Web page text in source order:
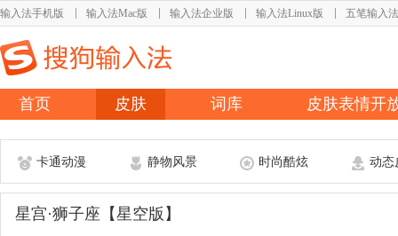
输入法手机版 输入法Mac版 输入法企业版 输入法Linux版 五笔输入法
首页 皮肤 词库 皮肤表情开
卡通动漫 静物风景 时尚酷炫 动态
星宫·狮子座【星空版】